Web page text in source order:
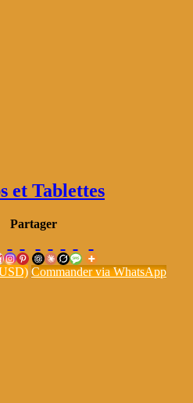
et Tablettes
Partager
Commander via WhatsApp